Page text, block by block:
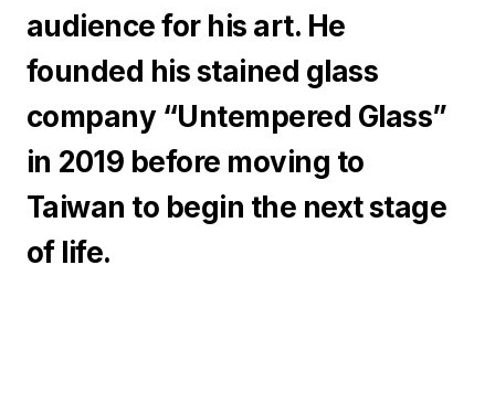
audience for his art. He
founded his stained glass
company “Untempered Glass”
in 2019 before moving to
Taiwan to begin the next stage
of life.